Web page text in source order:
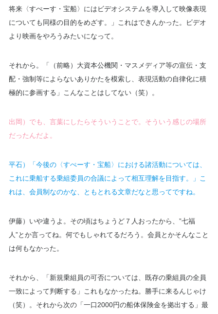
将来〈すぺーす・宝船〉にはビデオシステムを導入して映像表現
についても同様の目的をめざす。」これはできんかった。ビデオ
より映画をやろうみたいになって。
それから。「（前略）大資本公機関・マスメディア等の宣伝・支
配・強制等によらないありかたを模索し、表現活動の自律化に積
極的に参画する」こんなことはしてない（笑）。
出岡）でも、言葉にしたらそういうことで。そういう感じの場所
だったんだよ。
平石）「今後の〈すぺーす・宝船〉における諸活動については、
これに乗船する乗組委員の合議によって相互理解を目指す。」こ
れは、会員制なのかな、ともとれる文章だなと思ってですね。
伊藤）いや違うよ。その頃はちょうど７人おったから、”七福
人”とか言ってね。何でもしゃれてるだろう。会員とかそんなこと
は何もなかった。
それから、「新規乗組員の可否については、既存の乗組員の全員
一致によって判断する」これもなかったね。勝手に来るんじゃけ
（笑）。それから次の「一口2000円の船体保険金を拠出する」最